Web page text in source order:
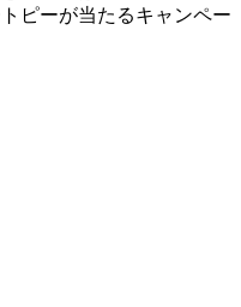
ピーが当たるキャンペー